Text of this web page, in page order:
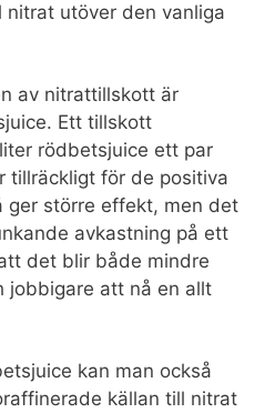
utöver den vanliga
av nitrattillskott är
Ett tillskott
rödbetsjuice ett par
tillräckligt för de positiva
ger större effekt, men det
avkastning på ett
det blir både mindre
jobbigare att nå en allt
kan man också
källan till nitrat